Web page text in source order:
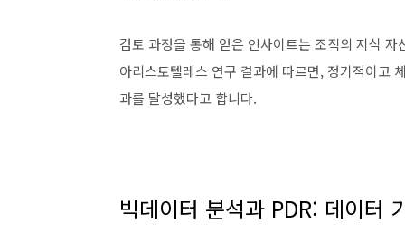
검토 과정을 통해 얻은 인사이트는 조직의 지식
아리스토텔레스 연구 결과에 따르면, 정기적이고
과를 달성했다고 합니다.
빅데이터 분석과 PDR: 데이터